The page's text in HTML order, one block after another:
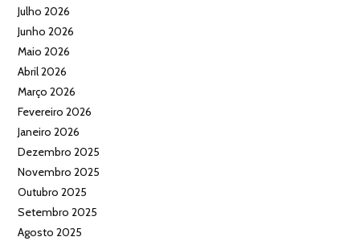
Julho 2026
Junho 2026
Maio 2026
Abril 2026
Março 2026
Fevereiro 2026
Janeiro 2026
Dezembro 2025
Novembro 2025
Outubro 2025
Setembro 2025
Agosto 2025